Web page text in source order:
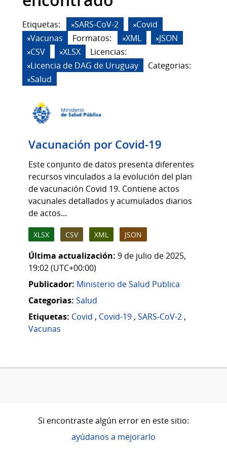
Etiquetas: SARS-CoV-2
Covid
Vacunas
Formatos: XML
JSON
CSV
XLSX
Licencias:
Licencia de DAG de Uruguay
Categorias:
Salud
Vacunación por Covid-19
Este conjunto de datos presenta diferentes
recursos vinculados a la evolución del plan
de vacunación Covid 19. Contiene actos
vacunales detallados y acumulados diarios
de actos...
XLSX CSV XML JSON
Última actualización: 9 de julio de 2025,
19:02 (UTC+00:00)
Publicador: Ministerio de Salud Publica
Categorias: Salud
Etiquetas: Covid , Covid-19 , SARS-CoV-2 ,
Vacunas
Si encontraste algún error en este sitio:
ayúdanos a mejorarlo